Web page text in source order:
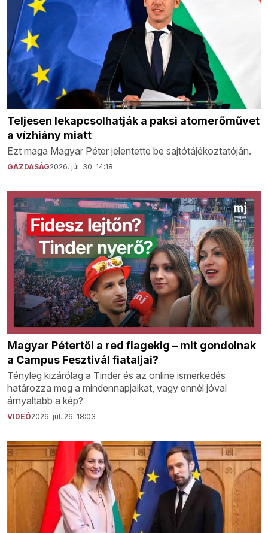
Teljesen lekapcsolhatják a paksi atomerőművet
a vízhiány miatt
Ezt maga Magyar Péter jelentette be sajtótájékoztatóján.
GAZDASÁG2026. júl. 30. 14:18
Magyar Pétertől a red flagekig – mit gondolnak
a Campus Fesztivál fiataljai?
Tényleg kizárólag a Tinder és az online ismerkedés
határozza meg a mindennapjaikat, vagy ennél jóval
árnyaltabb a kép?
VIDEÓ2026. júl. 26. 18:03